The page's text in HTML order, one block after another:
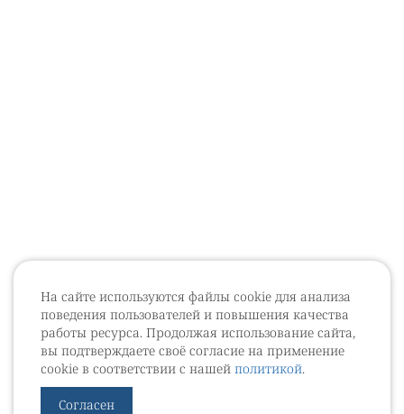
На сайте используются файлы cookie для анализа
поведения пользователей и повышения качества
работы ресурса. Продолжая использование сайта,
вы подтверждаете своё согласие на применение
cookie в соответствии с нашей политикой.
Согласен